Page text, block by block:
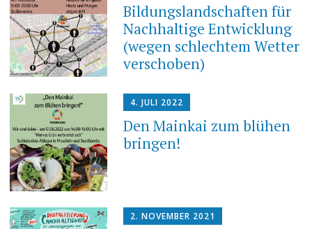
Bildungslandschaften für
Nachhaltige Entwicklung
(wegen schlechtem Wetter
verschoben)
4. JULI 2022
Den Mainkai zum blühen
bringen!
2. NOVEMBER 2021